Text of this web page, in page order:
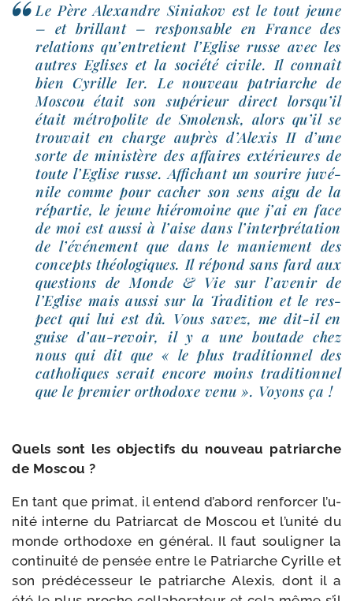
Le Père Alexandre Siniakov est le tout jeune
– et brillant – res­pon­sable en France des
rela­tions qu’en­tre­tient l’Eglise russe avec les
autres Eglises et la socié­té civile. Il connaît
bien Cyrille Ier. Le nou­veau patriarche de
Moscou était son supé­rieur direct lors­qu’il
était métro­po­lite de Smolensk, alors qu’il se
trou­vait en charge auprès d’Alexis II d’une
sorte de minis­tère des affaires exté­rieures de
toute l’Eglise russe. Affichant un sou­rire juvé­
nile comme pour cacher son sens aigu de la
répar­tie, le jeune hié­ro­moine que j’ai en face
de moi est aus­si à l’aise dans l’in­ter­pré­ta­tion
de l’é­vé­ne­ment que dans le manie­ment des
concepts théo­lo­giques. Il répond sans fard aux
ques­tions de Monde & Vie sur l’a­ve­nir de
l’Eglise mais aus­si sur la Tradition et le res­
pect qui lui est dû. Vous savez, me dit-​il en
guise d’au-​revoir, il y a une bou­tade chez
nous qui dit que « le plus tra­di­tion­nel des
catho­liques serait encore moins tra­di­tion­nel
que le pre­mier ortho­doxe venu ». Voyons ça !
Quels sont les objec­tifs du nou­veau patriarche
de Moscou ?
En tant que pri­mat, il entend d’a­bord ren­for­cer l’u­
ni­té interne du Patriarcat de Moscou et l’u­ni­té du
monde ortho­doxe en géné­ral. Il faut sou­li­gner la
conti­nui­té de pen­sée entre le Patriarche Cyrille et
son pré­dé­ces­seur le patriarche Alexis, dont il a